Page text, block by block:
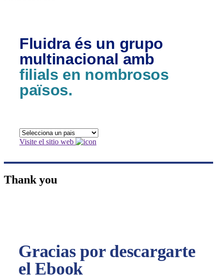
Fluidra és un grupo
multinacional amb
filials en nombrosos
països.
Visite el sitio web
Thank you
Gracias por descargarte
el Ebook